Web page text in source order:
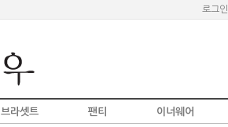
로그인
브라셋트 팬티 이너웨어